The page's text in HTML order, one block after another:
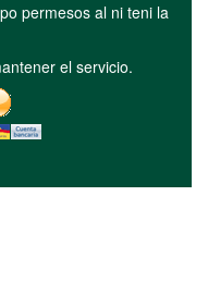
permesos al ni teni la
el servicio.